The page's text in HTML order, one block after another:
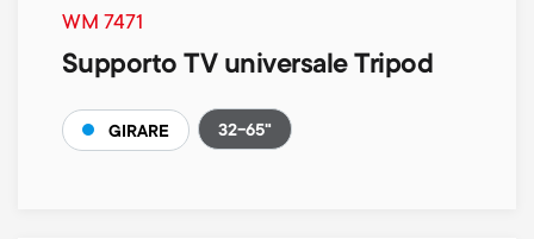
WM 7471
Supporto TV universale Tripod
GIRARE 32-65"